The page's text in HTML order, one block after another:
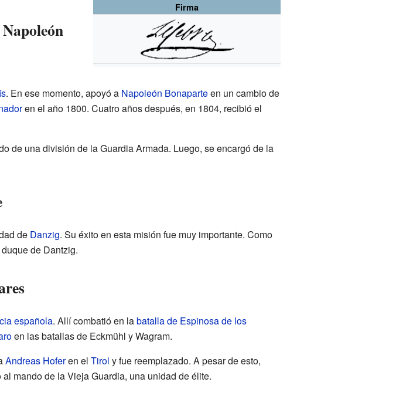
Firma
. En ese momento, apoyó a Napoleón Bonaparteen un cambio de
en el año 1800. Cuatro años después, en 1804, recibió el
de una división de la Guardia Armada. Luego, se encargó de la
de Danzig. Su éxito en esta misión fue muy importante. Como
de Dantzig.
española. Allí combatió en labatalla de Espinosa de los
en las batallas de Eckmühl y Wagram.
Andreas Hoferen el Tirol y fue reemplazado. A pesar de esto,
mando de la Vieja Guardia, una unidad de élite.